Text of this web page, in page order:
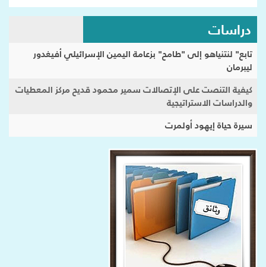
دراسات
تابع" لنتنياهو إلى "طامح" بزعامة اليمين الإسرائيلي أفيغدور
ليبرمان
كيفية التنصت على الإتصالات سمير محمود قديح مركز المعطيات
والدراسات الاستراتيجية
سيرة حياة إيهود أولمرت